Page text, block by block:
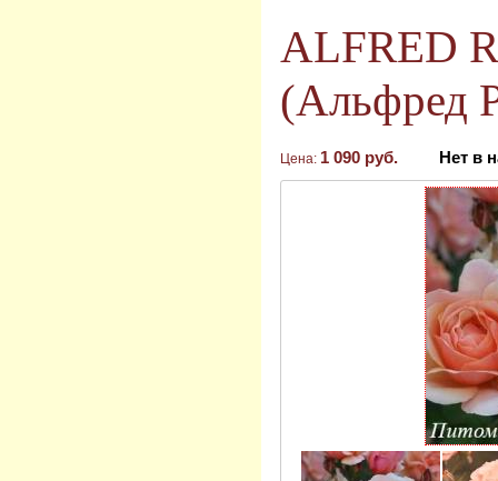
ALFRED
(Альфред
Цена: 1 090 руб. Нет в